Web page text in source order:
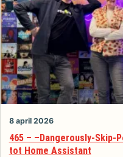
8 april 2026
465 – –Dangerously-Skip-
tot Home Assistant